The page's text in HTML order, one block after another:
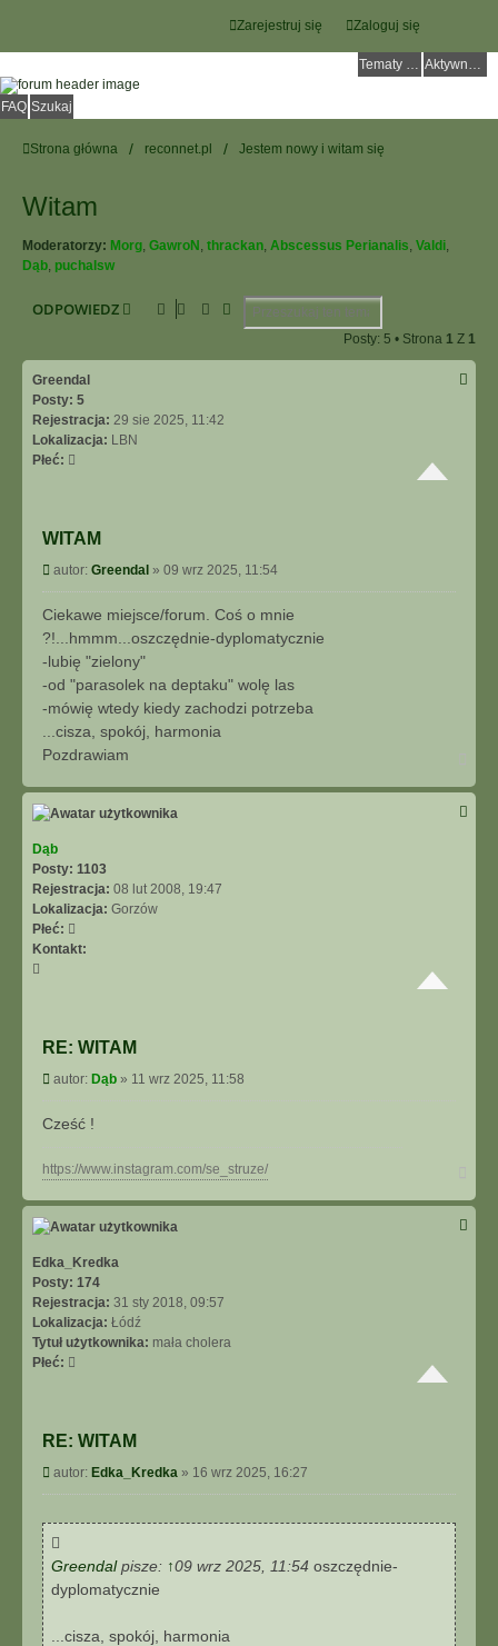
Zaloguj się
Zarejestruj się
Tematy bez odpowiedzi Aktywne tematy
FAQ Szukaj
Strona główna reconnet.pl Jestem nowy i witam się
Witam
Moderatorzy: Morg, GawroN , thrackan, Abscessus Perianalis, Valdi,
Dąb, puchalsw
ODPOWIEDZ SzukajWyszukiwanie Zaawansowane
Posty: 5 • Strona 1 Z 1
Greendal
Posty: 5
Rejestracja: 29 sie 2025, 11:42
Lokalizacja: LBN
Płeć:
WITAM
P
o
s
t
autor: Greendal » 09 wrz 2025, 11:54
Ciekawe miejsce/forum. Coś o mnie
?!...hmmm...oszczędnie-dyplomatycznie
-lubię "zielony"
-od "parasolek na deptaku" wolę las
-mówię wtedy kiedy zachodzi potrzeba
...cisza, spokój, harmonia
Pozdrawiam
g
ó
Dąb
Posty: 1103
Rejestracja: 08 lut 2008, 19:47
Lokalizacja: Gorzów
Płeć:
Kontakt:
k
u
s
ę
z
ą
b
RE: WITAM
P
s
autor: Dąb » 11 wrz 2025, 11:58
Cześć !
https://www.instagram.com/se_struze/
g
ó
Edka_Kredka
Posty: 174
Rejestracja: 31 sty 2018, 09:57
Lokalizacja: Łódź
Tytuł użytkownika: mała cholera
Płeć:
RE: WITAM
P
o
autor: Edka_Kredka » 16 wrz 2025, 16:27
Greendalpisze: ↑09 wrz 2025, 11:54 oszczędnie-
dyplomatycznie
...cisza, spokój, harmonia